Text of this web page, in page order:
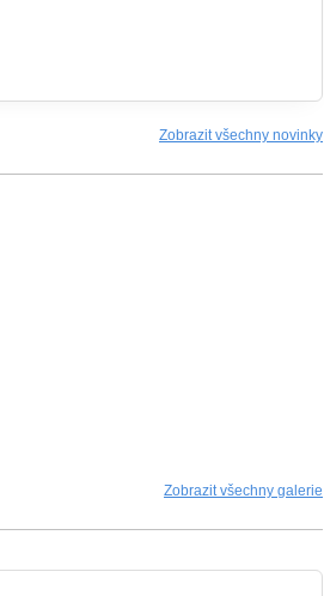
Zobrazit všechny novinky
Zobrazit všechny galerie